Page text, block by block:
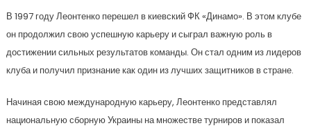
В 1997 году Леонтенко перешел в киевский ФК «Динамо». В этом клубе
он продолжил свою успешную карьеру и сыграл важную роль в
достижении сильных результатов команды. Он стал одним из лидеров
клуба и получил признание как один из лучших защитников в стране.
Начиная свою международную карьеру, Леонтенко представлял
национальную сборную Украины на множестве турниров и показал